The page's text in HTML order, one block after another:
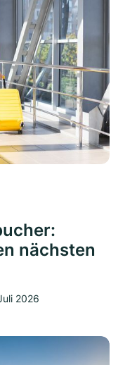
nächsten
2026